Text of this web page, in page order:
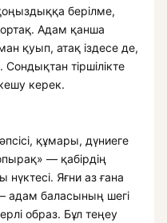
берілме,
ортақ. Адам қанша
қуып, атақ іздесе де,
тіршілікте
керек.
құмары, дүниеге
— қабірдің
нүктесі. Яғни аз ғана
адам баласының шегі
образ. Бұл теңеу